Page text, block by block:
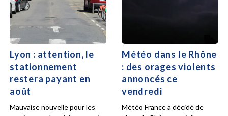
Lyon : attention, le
stationnement
restera payant en
août
Mauvaise nouvelle pour les
Météo dans le Rhône
: des orages violents
annoncés ce
vendredi
Météo France a décidé de